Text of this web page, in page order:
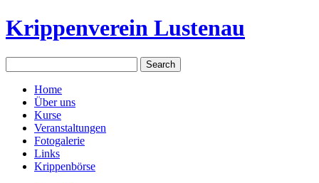
Krippenverein Lustenau
Home
Über uns
Kurse
Veranstaltungen
Fotogalerie
Links
Krippenbörse